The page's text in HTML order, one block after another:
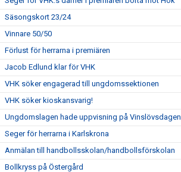
Säsongskort 23/24
Vinnare 50/50
Förlust för herrarna i premiären
Jacob Edlund klar för VHK
VHK söker engagerad till ungdomssektionen
VHK söker kioskansvarig!
Ungdomslagen hade uppvisning på Vinslövsdagen
Seger för herrarna i Karlskrona
Anmälan till handbollsskolan/handbollsförskolan
Bollkryss på Östergård